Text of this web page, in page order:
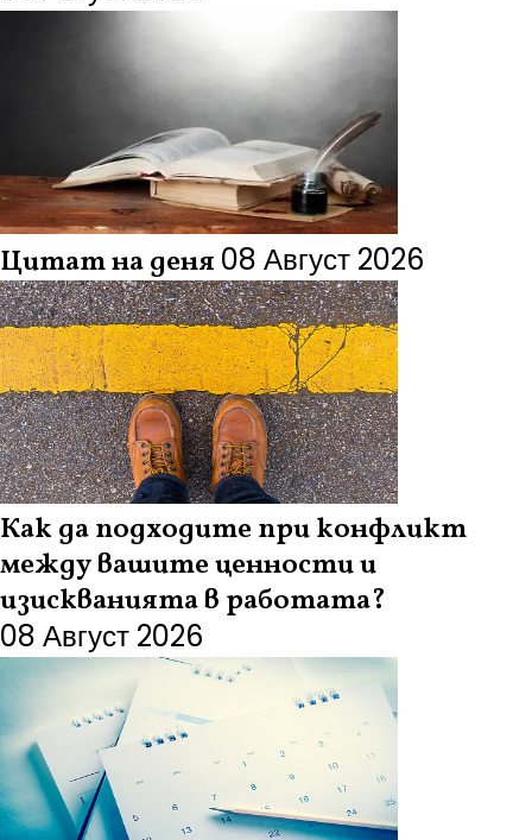
Цитат на деня 08 Август 2026
Как да подходите при конфликт
между вашите ценности и
изискванията в работата?
08 Август 2026